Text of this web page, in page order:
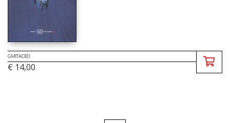
CARTACEO
€ 14,00